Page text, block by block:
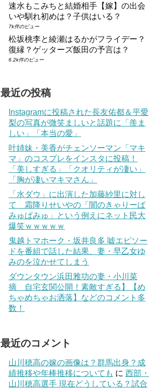
速水もこみちと結婚相手【嫁】の出会
いや馴れ初めは？子供はいる？
7k件のビュー
松坂桃李と綾瀬はるかがフライデー？
復縁？ゲッターズ飯田の予言は？
6.2k件のビュー
最近の投稿
Instagramに投稿された長友佑都＆平愛
梨の写真が微笑ましいと話題に「羨ま
しい」「本当の愛」
叶姉妹・美香がチェンソーマン「マキ
マ」のコスプレをインスタに投稿！
「美しすぎる」「クオリティが凄い」
「胸が凄いマキマさん」
「水ダウ」に出演した加藤紗里に対し
て 霜降りせいやの「闇のきゃりーぱ
みゅぱみゅ」という例えにネット民大
爆笑ｗｗｗｗｗ
鬼越トマホーク・坂井良多 嘘エピソー
ドを番組で話した結果、妻・早乙女ゆ
みのを泣かせてしまう
ダウンタウン浜田雅功の妻・小川菜
摘 自宅玄関公開！素敵すぎる】【め
ちゃめちゃお洒落】などのコメント多
数！
最近のコメント
山川穂高の嫁の画像は？群馬出身？成
績推移や年棒推移についても に 西部・
山川穂高選手 現在どうしている？試合